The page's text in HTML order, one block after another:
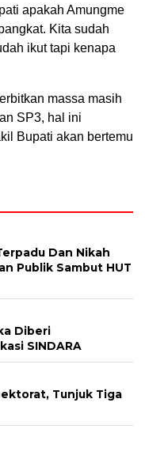
apakah Amungme
Kita sudah
ikut tapi kenapa
massa masih
SP3, hal ini
Bupati akan bertemu
Dan Nikah
Publik Sambut HUT
Diberi
SINDARA
Tunjuk Tiga